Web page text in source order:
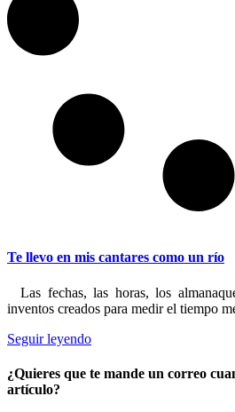
Te llevo en mis cantares como un río
Las fechas, las horas, los
inventos creados para medir el tiempo
Seguir leyendo
¿Quieres que te mande un correo
artículo?